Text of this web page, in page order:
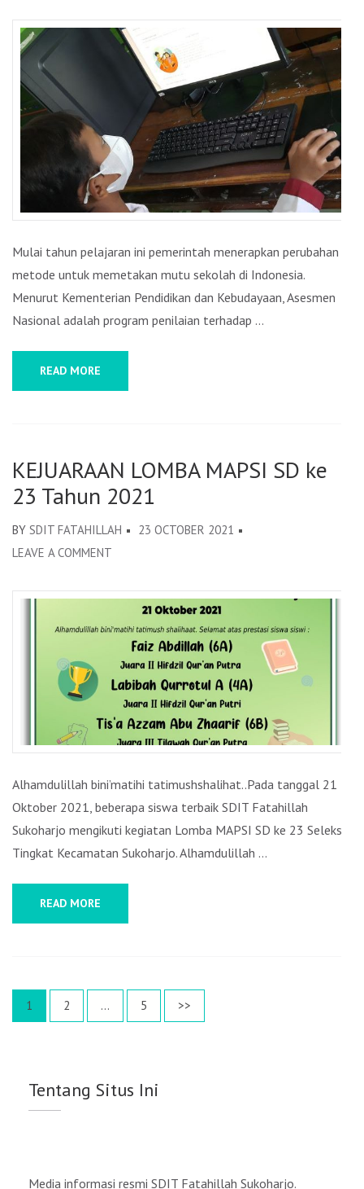
NASIONAL
BERBASIS
KOMPUTER
TAHUN
PELAJARAN
2021/2022
Mulai tahun pelajaran ini pemerintah menerapkan perubahan
metode untuk memetakan mutu sekolah di Indonesia.
Menurut Kementerian Pendidikan dan Kebudayaan, Asesmen
Nasional adalah program penilaian terhadap …
READ MORE
KEJUARAAN LOMBA MAPSI SD ke
23 Tahun 2021
BY SDIT FATAHILLAH
23 OCTOBER 2021
LEAVE A COMMENT
LOMBA
KE
23
TAHUN
2021
Alhamdulillah bini’matihi tatimushshalihat..Pada tanggal 21
Oktober 2021, beberapa siswa terbaik SDIT Fatahillah
Sukoharjo mengikuti kegiatan Lomba MAPSI SD ke 23 Seleksi
Tingkat Kecamatan Sukoharjo. Alhamdulillah …
READ MORE
Posts
navigation
Page
1 Page
2 … Page
5 >>
Tentang Situs Ini
Media informasi resmi SDIT Fatahillah Sukoharjo.